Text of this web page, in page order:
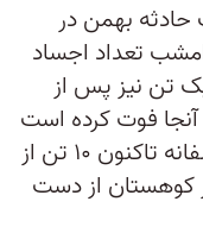
بهمن در
تعداد اجساد
۹ تن است. یک تن نیز پس از
آنجا فوت کرده است
و در مجموع می‌توان گفت که متاسفانه تاکنون ۱۰ تن از
کوهستان از دست